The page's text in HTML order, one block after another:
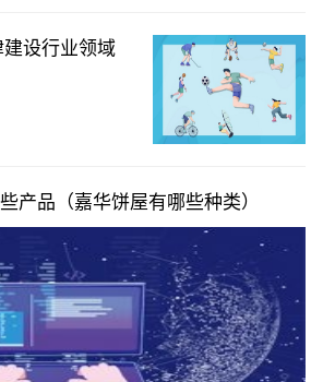
产品（嘉华饼屋有哪些种类）